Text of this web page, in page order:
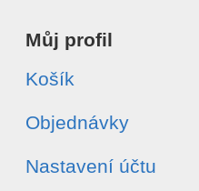
Můj profil
Košík
Objednávky
Nastavení účtu